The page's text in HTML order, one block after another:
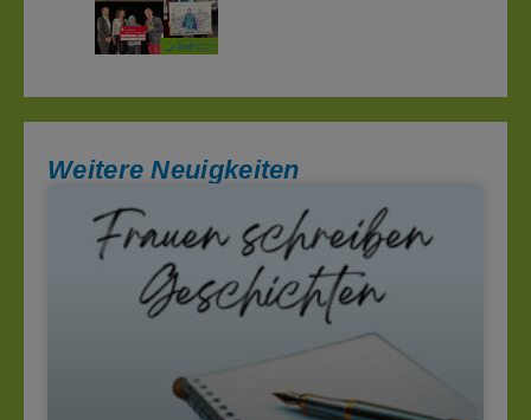
Weitere Neuigkeiten